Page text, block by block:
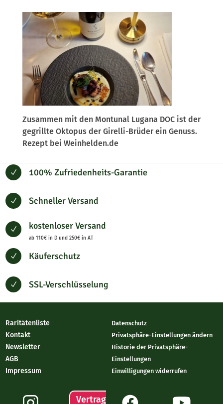
Zusammen mit den Montunal Lugana DOC ist der
gegrillte Oktopus der Girelli-Brüder ein Genuss.
Rezept bei Weinhelden.de
N 100% Zufriedenheits-Garantie
N Schneller Versand
N kostenloser Versand
ab 110€ in D und 250€ in AT
N Käuferschutz
N SSL-Verschlüsselung
Raritätenliste
Kontakt
Newsletter
AGB
Impressum
Datenschutz
Privatsphäre-Einstellungen ändern
Historie der Privatsphäre-
Einstellungen
Einwilligungen widerrufen
Vertrag